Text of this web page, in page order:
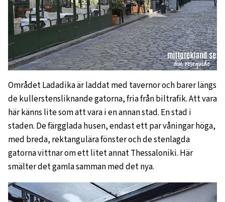
Området Ladadika är laddat med tavernor och barer längs
de kullerstensliknande gatorna, fria från biltrafik. Att vara
här känns lite som att vara i en annan stad. En stad i
staden. De färgglada husen, endast ett par våningar höga,
med breda, rektangulära fönster och de stenlagda
gatorna vittnar om ett litet annat Thessaloniki. Här
smälter det gamla samman med det nya.